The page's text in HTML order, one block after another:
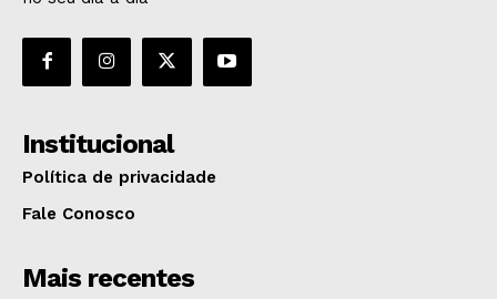
Institucional
Política de privacidade
Fale Conosco
Mais recentes